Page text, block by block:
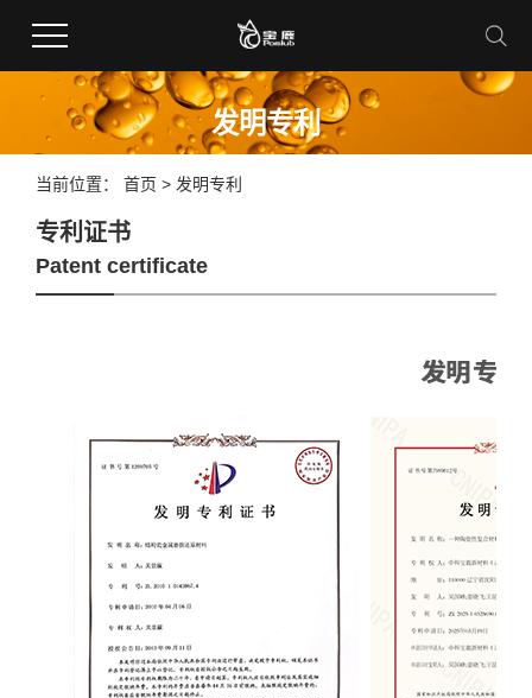
发明专利
当前位置： 首页 > 发明专利
专利证书
Patent certificate